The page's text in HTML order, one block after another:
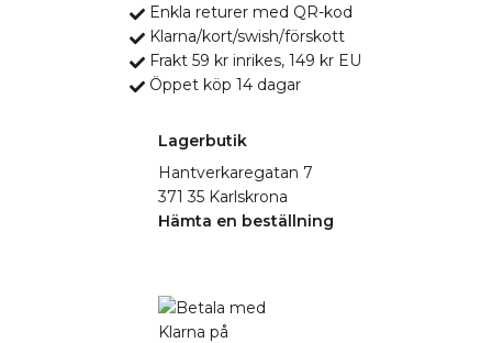
Enkla returer med QR-kod
Klarna/kort/swish/förskott
Frakt 59 kr inrikes, 149 kr EU
Öppet köp 14 dagar
Lagerbutik
Hantverkaregatan 7
371 35 Karlskrona
Hämta en beställning